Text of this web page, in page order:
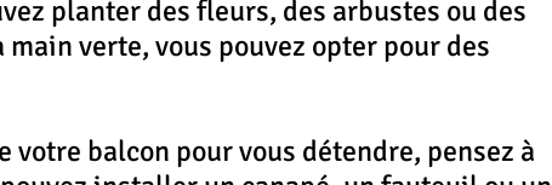
planter des fleurs, des arbustes ou des
verte, vous pouvez opter pour des
balcon pour vous détendre, pensez à